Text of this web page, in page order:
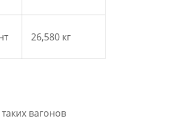
26,580 кг
вагонов